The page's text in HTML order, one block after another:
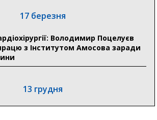
долучився до обговорення Плану
з Прем’єр-міністром
17 березня
Володимир Поцелуєв
з Інститутом Амосова заради
13 грудня